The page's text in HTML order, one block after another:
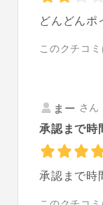
どんどんポ
このクチコ
まー さ
承認まで時
承認まで時